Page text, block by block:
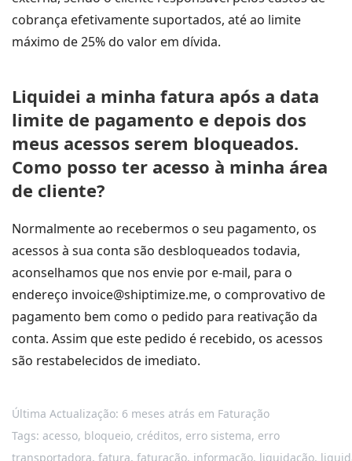
cobrança efetivamente suportados, até ao limite
máximo de 25% do valor em dívida.
Liquidei a minha fatura após a data
limite de pagamento e depois dos
meus acessos serem bloqueados.
Como posso ter acesso à minha área
de cliente?
Normalmente ao recebermos o seu pagamento, os
acessos à sua conta são desbloqueados todavia,
aconselhamos que nos envie por e-mail, para o
endereço invoice@shiptimize.me, o comprovativo de
pagamento bem como o pedido para reativação da
conta. Assim que este pedido é recebido, os acessos
são restabelecidos de imediato.
Última Actualização: 6 meses atrás em Faturação
Tags: acesso, bloqueio, créditos, erro sistema, erro
transportadora, fatura, faturação, informação, liquidação,